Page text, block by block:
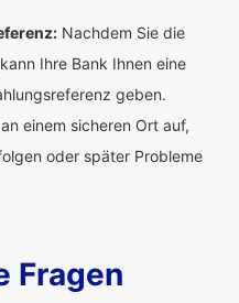
Nachdem Sie die
Ihre Bank Ihnen eine
geben.
einem sicheren Ort auf,
oder später Probleme
Fragen